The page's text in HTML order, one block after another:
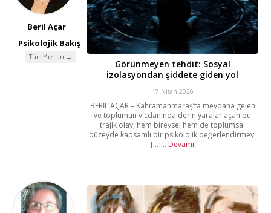
Beril Açar
Psikolojik Bakış
Tüm Yazıları →
Görünmeyen tehdit: Sosyal
izolasyondan şiddete giden yol
17 Nisan 2026
BERİL AÇAR – Kahramanmaraş’ta meydana gelen
ve toplumun vicdanında derin yaralar açan bu
trajik olay, hem bireysel hem de toplumsal
düzeyde kapsamlı bir psikolojik değerlendirmeyi
[...]... Devamı